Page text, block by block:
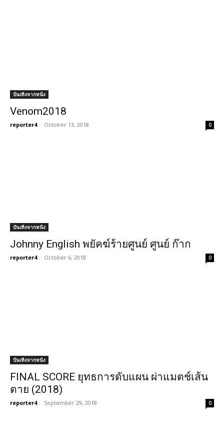
บันเทิงจากหนัง
Venom2018
reporter4 - October 13, 2018 0
บันเทิงจากหนัง
Johnny English พยัคฆ์ร้ายศูนย์ ศูนย์ ก๊าก
reporter4 - October 6, 2018 0
บันเทิงจากหนัง
FINAL SCORE ยุทธการดับแผน ผ่าแมตช์เส้น
ตาย (2018)
reporter4 - September 29, 2018 0